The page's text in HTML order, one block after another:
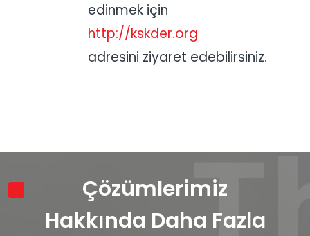
edinmek için
http://kskder.org
adresini ziyaret edebilirsiniz.
Çözümlerimiz
Hakkında Daha Fazla